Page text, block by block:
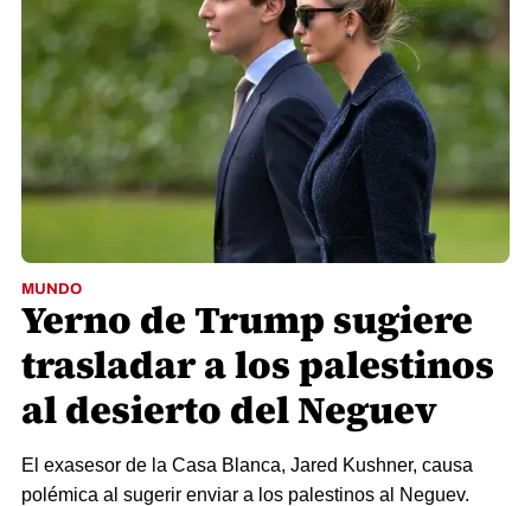
MUNDO
Yerno de Trump sugiere
trasladar a los palestinos
al desierto del Neguev
El exasesor de la Casa Blanca, Jared Kushner, causa
polémica al sugerir enviar a los palestinos al Neguev.